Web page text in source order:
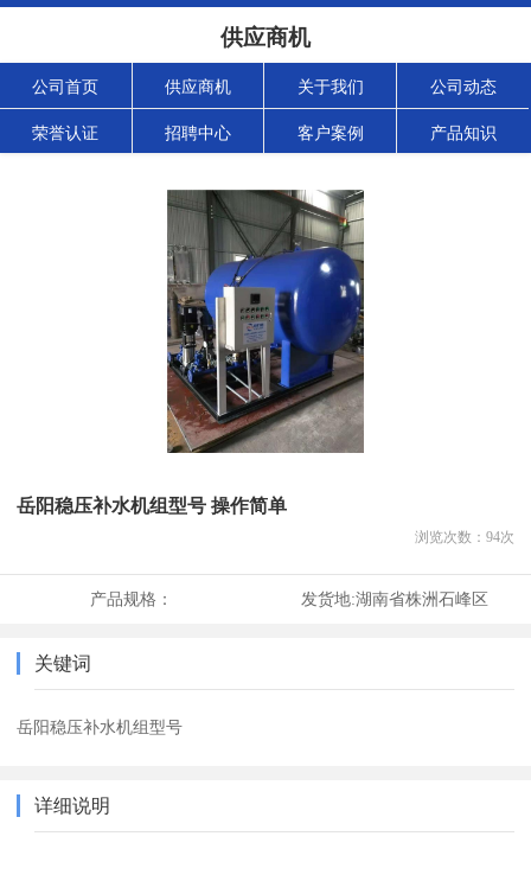
供应商机
公司首页 供应商机 关于我们 公司动态
荣誉认证 招聘中心 客户案例 产品知识
岳阳稳压补水机组型号 操作简单
浏览次数： 94次
产品规格： 发货地:湖南省株洲石峰区
关键词
岳阳稳压补水机组型号
详细说明